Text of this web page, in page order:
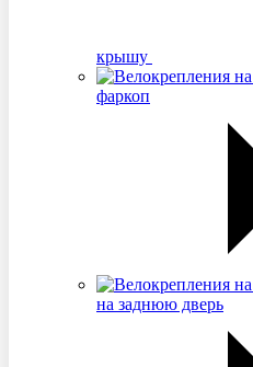
крышу
фаркоп
на заднюю дверь